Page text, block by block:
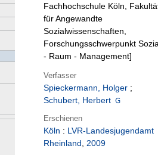
Fachhochschule Köln,
für Angewandte
Sozialwissenschaften,
Forschungsschwerpunkt
- Raum - Management]
Verfasser
Spieckermann, Holger ;
Schubert, Herbert
Erschienen
Köln : LVR-Landesjugendamt
Rheinland, 2009